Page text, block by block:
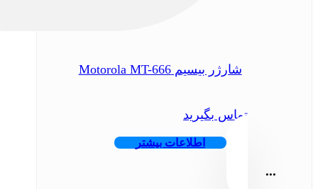
شارژر بیسیم Motorola MT-666
تماس بگیرید
اطلاعات بیشتر
...